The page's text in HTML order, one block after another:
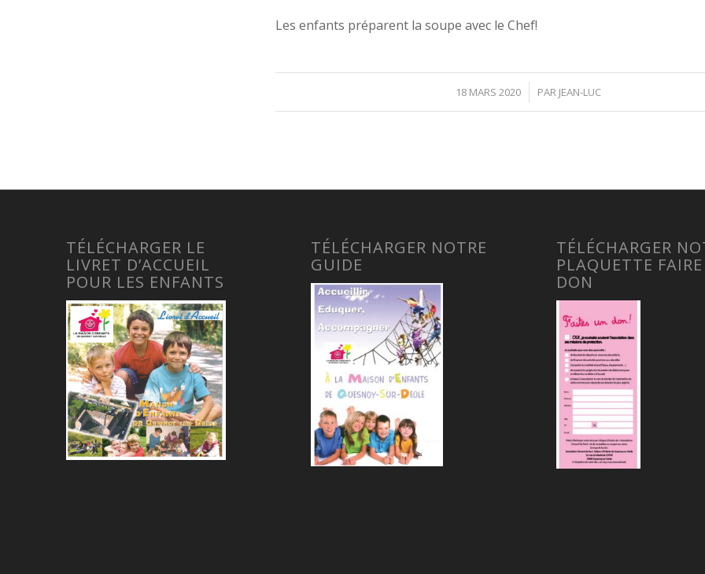
Les enfants préparent la soupe avec le Chef!
18 MARS 2020
/ PAR JEAN-LUC
TÉLÉCHARGER LE
LIVRET D’ACCUEIL
POUR LES ENFANTS
TÉLÉCHARGER NOTRE
GUIDE
TÉLÉCHARGER
PLAQUETTE
DON